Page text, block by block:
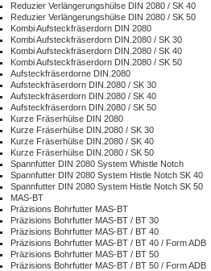
Reduzier Verlängerungshülse DIN 2080 / SK 40
Reduzier Verlängerungshülse DIN 2080 / SK 50
Kombi Aufsteckfräserdorn DIN 2080
Kombi Aufsteckfräserdorn DIN.2080 / SK 30
Kombi Aufsteckfräserdorn DIN.2080 / SK 40
Kombi Aufsteckfräserdorn DIN.2080 / SK 50
Aufsteckfräserdorne DIN.2080
Aufsteckfräserdorn DIN.2080 / SK 30
Aufsteckfräserdorn DIN.2080 / SK 40
Aufsteckfräserdorn DIN.2080 / SK 50
Kurze Fräserhülse DIN 2080
Kurze Fräserhülse DIN.2080 / SK 30
Kurze Fräserhülse DIN.2080 / SK 40
Kurze Fräserhülse DIN.2080 / SK 50
Spannfutter DIN 2080 System Whistle Notch
Spannfutter DIN 2080 System Histle Notch SK 40
Spannfutter DIN 2080 System Histle Notch SK 50
MAS-BT
Präzisions Bohrfutter MAS-BT
Präzisions Bohrfutter MAS-BT / BT 30
Präzisions Bohrfutter MAS-BT / BT 40
Präzisions Bohrfutter MAS-BT / BT 40 / Form ADB
Präzisions Bohrfutter MAS-BT / BT 50
Präzisions Bohrfutter MAS-BT / BT 50 / Form ADB